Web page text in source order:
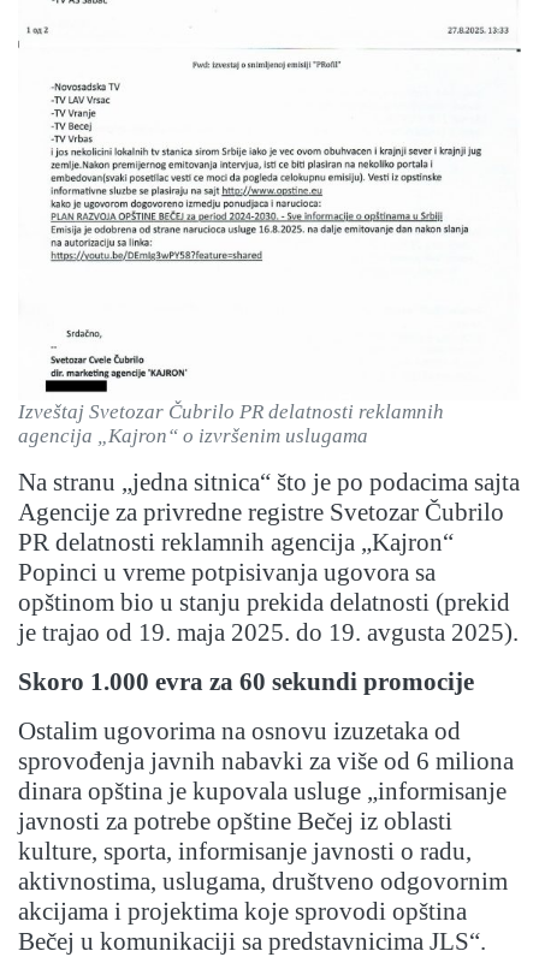
Izveštaj Svetozar Čubrilo PR delatnosti reklamnih
agencija „Kajron“ o izvršenim uslugama
Na stranu „jedna sitnica“ što je po podacima sajta
Agencije za privredne registre Svetozar Čubrilo
PR delatnosti reklamnih agencija „Kajron“
Popinci u vreme potpisivanja ugovora sa
opštinom bio u stanju prekida delatnosti (prekid
je trajao od 19. maja 2025. do 19. avgusta 2025).
Skoro 1.000 evra za 60 sekundi promocije
Ostalim ugovorima na osnovu izuzetaka od
sprovođenja javnih nabavki za više od 6 miliona
dinara opština je kupovala usluge „informisanje
javnosti za potrebe opštine Bečej iz oblasti
kulture, sporta, informisanje javnosti o radu,
aktivnostima, uslugama, društveno odgovornim
akcijama i projektima koje sprovodi opština
Bečej u komunikaciji sa predstavnicima JLS“.